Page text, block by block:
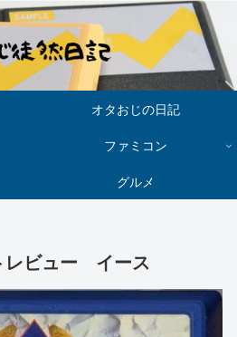
オタおじの日記
ファミコン
グルメ
レビュー イース